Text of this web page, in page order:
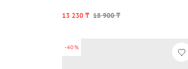
13 230 ₸ 18 900 ₸
-40%